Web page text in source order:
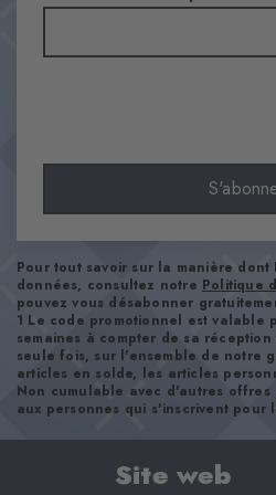
Opaque
lisse
Longueur
ultra-
Type
A côtes
aucun
Style
Pour tout savoir sur la manière dont
données, consultez notre Politique
pouvez vous désabonner
1 Le code promotionnel est valable
semaines à compter de sa
seule fois, sur l'ensemble de notre
articles en solde, les articles
Non cumulable avec d'autres offres
aux personnes qui s'inscrivent pour
Site web